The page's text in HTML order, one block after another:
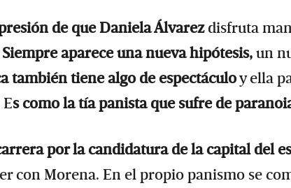
de que Daniela Álvarezdisfruta
Siempre aparece una nueva hipótesis,un
también tiene algo de espectáculoy ella
s como la tía panista que sufre de
por la candidatura de la capital del
con Morena. En el propio panismo se